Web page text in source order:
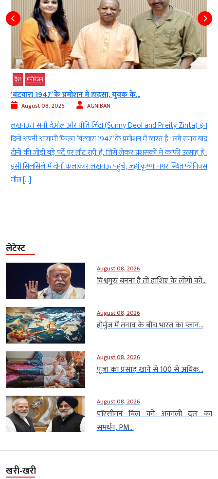
देश मनोरंजन
‘बंटवारा 1947’ के प्रमोशन में हादसा, युवक के...
August 08, 2026 AGNIBAN
लखनऊ। सनी देओल और प्रीति जिंटा (Sunny Deol and Preity Zinta) इन
दिनों अपनी आगामी फिल्म ‘बंटवारा 1947’ के प्रमोशन में व्यस्त हैं। लंबे समय बाद
दोनों की जोड़ी बड़े पर्दे पर लौट रही है, जिसे लेकर प्रशंसकों में काफी उत्साह है।
इसी सिलसिले में दोनों कलाकार लखनऊ पहुंचे, जहां कृष्णा नगर स्थित फीनिक्स
मॉल […]
लेटेस्ट
August 08, 2026
विश्वगुरु बनना है तो हाशिए के लोगों को...
August 08, 2026
होर्मुज में तनाव के बीच भारत का प्लान...
August 08, 2026
पूजा का प्रसाद खाने से 100 से अधिक...
August 08, 2026
परिसीमन बिल को अकाली दल का
समर्थन, PM...
खरी-खरी